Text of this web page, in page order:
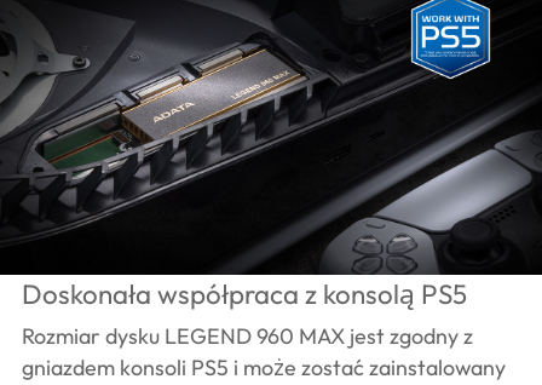
Doskonała współpraca z konsolą PS5
Rozmiar dysku LEGEND 960 MAX jest zgodny z
gniazdem konsoli PS5 i może zostać zainstalowany